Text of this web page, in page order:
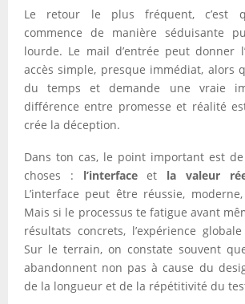
Le retour le plus fréquent, c’est
commence de manière séduisante
lourde. Le mail d’entrée peut donner
accès simple, presque immédiat, alors
du temps et demande une vraie
différence entre promesse et réalité
crée la déception.
Dans ton cas, le point important est
choses : l’interfaceet la valeur
L’interface peut être réussie,
Mais si le processus te fatigue avant
résultats concrets, l’expérience
Sur le terrain, on constate souvent
abandonnent non pas à cause du
de la longueur et de la répétitivité du